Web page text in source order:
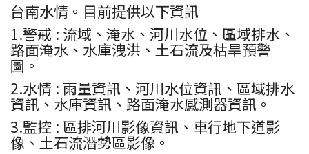
台南水情。目前提供以下資訊
1.警戒 : 流域、淹水、河川水位、區域排水、
路面淹水、水庫洩洪、土石流及枯旱預警
圖。
2.水情 : 雨量資訊、河川水位資訊、區域排水
資訊、水庫資訊、路面淹水感測器資訊。
3.監控 : 區排河川影像資訊、車行地下道影
像、土石流潛勢區影像。